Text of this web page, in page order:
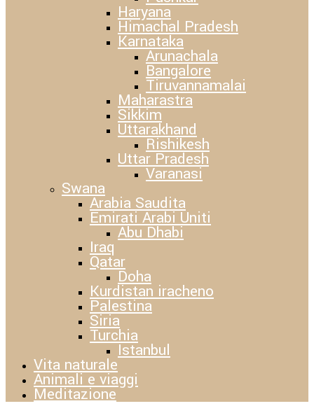
Haryana
Himachal Pradesh
Karnataka
Arunachala
Bangalore
Tiruvannamalai
Maharastra
Sikkim
Uttarakhand
Rishikesh
Uttar Pradesh
Varanasi
Swana
Arabia Saudita
Emirati Arabi Uniti
Abu Dhabi
Iraq
Qatar
Doha
Kurdistan iracheno
Palestina
Siria
Turchia
Istanbul
Vita naturale
Animali e viaggi
Meditazione